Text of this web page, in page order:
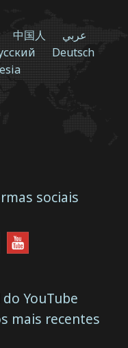
中国人
عربي
Deutsch
sociais
YouTube
mais recentes